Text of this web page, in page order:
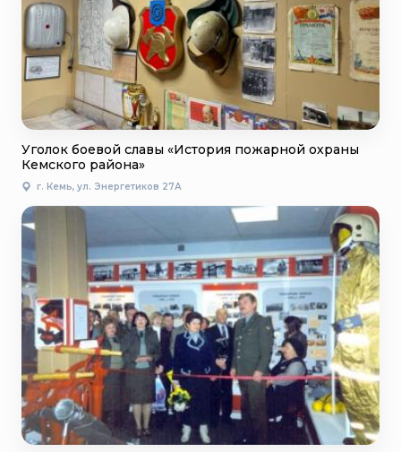
Уголок боевой славы «История пожарной охраны
Кемского района»
г. Кемь, ул. Энергетиков 27А